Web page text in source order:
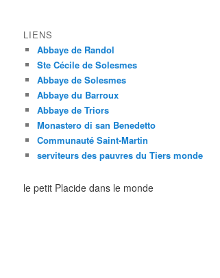
LIENS
Abbaye de Randol
Ste Cécile de Solesmes
Abbaye de Solesmes
Abbaye du Barroux
Abbaye de Triors
Monastero di san Benedetto
Communauté Saint-Martin
serviteurs des pauvres du Tiers monde
le petit Placide dans le monde